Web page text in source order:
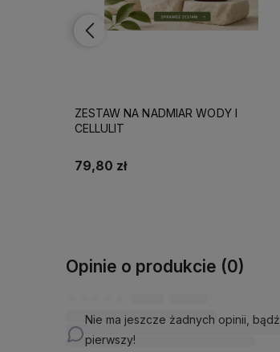
ZESTAW NA NADMIAR WODY I
CELLULIT
79,80 zł
Opinie o produkcie (0)
Nie ma jeszcze żadnych opinii, bądź
pierwszy!